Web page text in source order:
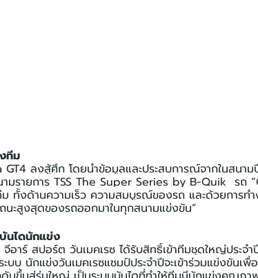
ทีม
ลงสู้ศึก โดยนำข้อมูลและประสบการณ์จากในสนา
รายการ TSS The Super Series by B-Quik  รถ
ม ทั้งด้านความเร็ว ความสมบูรณ์ของรถ และด้วยการทำ
ะสูงสุดของรถออกมาในทุกสนามแข่งขัน”
นไดนักแข่ง
าร์ สปอร์ต วันเมคเรซ ได้รับสิทธิ์เข้าทีมชุดใหญ่ประจำ
บ นักแข่งวันเมคเรซแชมป์ประจำปีจะเข้าร่วมแข่งขันเ